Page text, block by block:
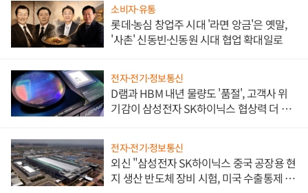
소비자·유통
롯데·농심 창업주 시대 '라면 앙금'은 옛말,
'사촌' 신동빈·신동원 시대 협업 확대일로
전자·전기·정보통신
D램과 HBM 내년 물량도 '품절', 고객사 위
기감이 삼성전자 SK하이닉스 협상력 더 키
전자·전기·정보통신
외신 "삼성전자 SK하이닉스 중국 공장용 현
지 생산 반도체 장비 시험, 미국 수출통제 대